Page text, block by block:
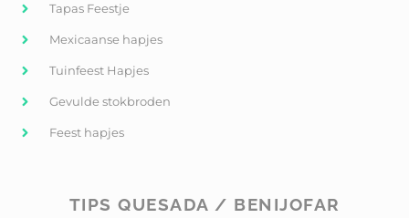
Tapas Feestje
Mexicaanse hapjes
Tuinfeest Hapjes
Gevulde stokbroden
Feest hapjes
TIPS QUESADA / BENIJOFAR